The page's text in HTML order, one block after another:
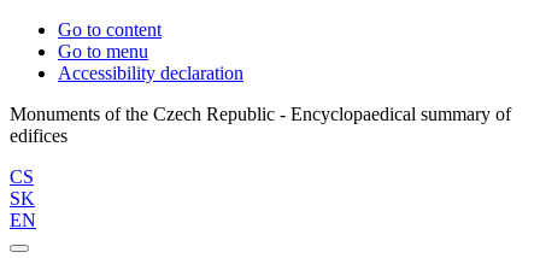
Go to content
Go to menu
Accessibility declaration
Monuments of the Czech Republic - Encyclopaedical summary of
CS
SK
EN